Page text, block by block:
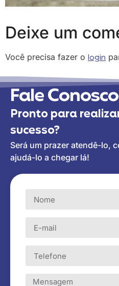
Deixe um
Você precisa fazer o login
Fale Conosco
Pronto para
sucesso?
Será um prazer atendê-lo,
ajudá-lo a chegar lá!